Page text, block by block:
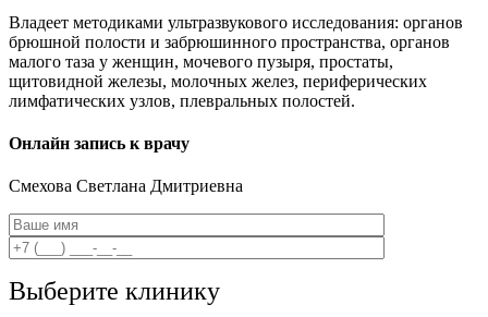
Владеет методиками ультразвукового исследования: органов
брюшной полости и забрюшинного пространства, органов
малого таза у женщин, мочевого пузыря, простаты,
щитовидной железы, молочных желез, периферических
лимфатических узлов, плевральных полостей.
Онлайн запись к врачу
Смехова Светлана Дмитриевна
Выберите клинику